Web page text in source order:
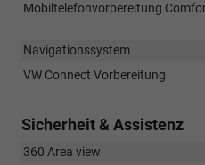
Mobiltelefonvorbereitung
Navigationssystem
VW Connect Vorbereitung
Sicherheit & Assistenz
360 Area view